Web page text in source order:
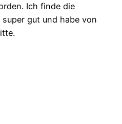
Ich finde die
gut und habe von